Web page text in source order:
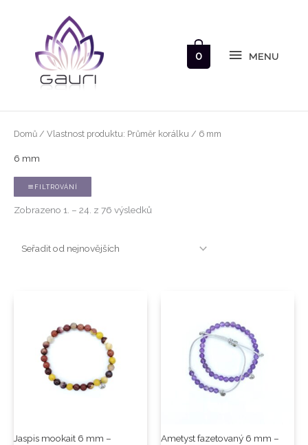
MENU
0
Domů / Vlastnost produktu: Průměr korálku / 6 mm
6 mm
FILTROVÁNÍ
Zobrazeno 1. – 24. z 76 výsledků
Seřazeno
od
Jaspis mookait 6 mm –
Ametyst fazetovaný 6 mm –